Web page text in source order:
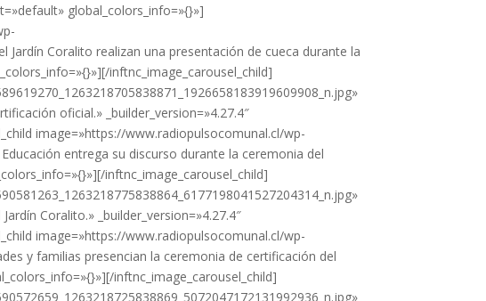
global_colors_info=»{}»]
Coralito realizan una presentación de cueca durante la
inftnc_image_carousel_child]
oficial.» _builder_version=»4.27.4″
image=»https://www.radiopulsocomunal.cl/wp-
entrega su discurso durante la ceremonia del
inftnc_image_carousel_child]
Coralito.» _builder_version=»4.27.4″
image=»https://www.radiopulsocomunal.cl/wp-
y familias presencian la ceremonia de certificación del
inftnc_image_carousel_child]